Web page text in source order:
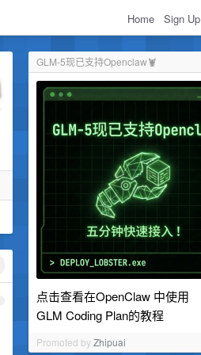
Home Sign Up
GLM-5现已支持Openclaw🦞
点击查看在OpenClaw 中使用
GLM Coding Plan的教程
Promoted byZhipuai